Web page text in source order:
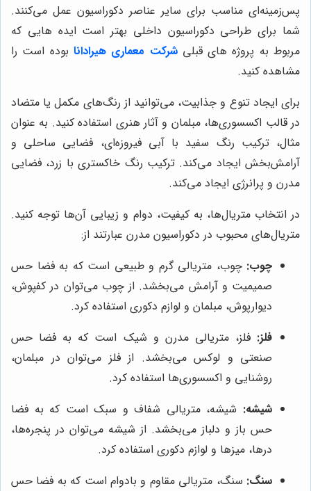
پس‌زمینه‌ای مناسب برای سایر عناصر دکوراسیون عمل می‌کنند.
شما برای طراحی دکوراسیون داخلی بهتر است ایده هایی که
مربوط به پروژه‌ های قبلی شرکت معماری هیرادانا بوده است را
مشاهده کنید.
برای ایجاد تنوع و جذابیت، می‌توانید از رنگ‌های مکمل یا متضاد
در قالب اکسسوری‌ها، مبلمان و آثار هنری استفاده کنید. به عنوان
مثال، ترکیب رنگ سفید با آبی فیروزه‌ای، فضایی ساحلی و
آرامش‌بخش ایجاد می‌کند. ترکیب رنگ خاکستری با زرد، فضایی
مدرن و پرانرژی ایجاد می‌کند.
در انتخاب متریال‌ها، به کیفیت، دوام و زیبایی آن‌ها توجه کنید.
متریال‌های محبوب در دکوراسیون مدرن عبارتند از:
چوب: چوب، متریالی گرم و طبیعی است که به فضا حس
صمیمیت و آرامش می‌بخشد. از چوب می‌توان در کفپوش،
دیوارپوش، مبلمان و لوازم دکوری استفاده کرد.
فلز: فلز، متریالی مدرن و شیک است که به فضا حس
صنعتی و لوکس می‌بخشد. از فلز می‌توان در مبلمان،
روشنایی و اکسسوری‌ها استفاده کرد.
شیشه: شیشه، متریالی شفاف و سبک است که به فضا
حس باز و دلباز می‌بخشد. از شیشه می‌توان در پنجره‌ها،
درها، میزها و لوازم دکوری استفاده کرد.
سنگ: سنگ، متریالی مقاوم و بادوام است که به فضا حس